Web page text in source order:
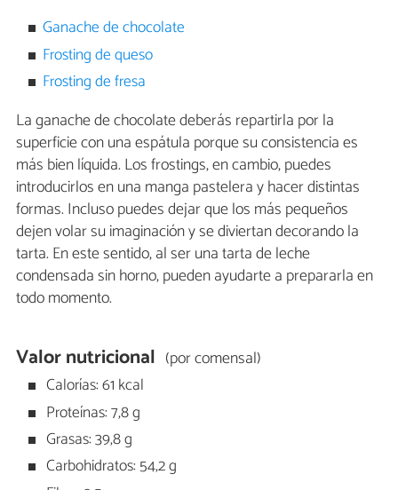
Ganache de chocolate
Frosting de queso
Frosting de fresa
La ganache de chocolate deberás repartirla por la
superficie con una espátula porque su consistencia es
más bien líquida. Los frostings, en cambio, puedes
introducirlos en una manga pastelera y hacer distintas
formas. Incluso puedes dejar que los más pequeños
dejen volar su imaginación y se diviertan decorando la
tarta. En este sentido, al ser una tarta de leche
condensada sin horno, pueden ayudarte a prepararla en
todo momento.
Valor nutricional (por comensal)
Calorías: 61 kcal
Proteínas: 7,8 g
Grasas: 39,8 g
Carbohidratos: 54,2 g